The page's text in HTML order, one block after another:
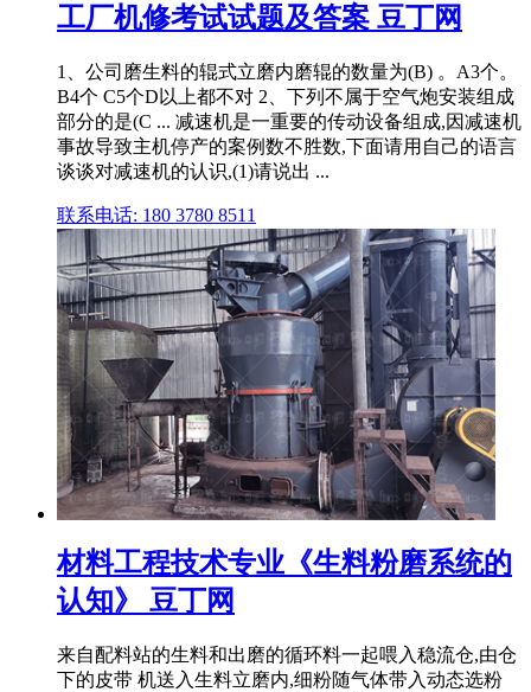
工厂机修考试试题及答案 豆丁网
1、公司磨生料的辊式立磨内磨辊的数量为(B) 。A3个。
B4个 C5个D以上都不对 2、下列不属于空气炮安装组成
部分的是(C ... 减速机是一重要的传动设备组成,因减速机
事故导致主机停产的案例数不胜数,下面请用自己的语言
谈谈对减速机的认识,(1)请说出 ...
联系电话: 180 3780 8511
材料工程技术专业《生料粉磨系统的
认知》 豆丁网
来自配料站的生料和出磨的循环料一起喂入稳流仓,由仓
下的皮带 机送入生料立磨内,细粉随气体带入动态选粉